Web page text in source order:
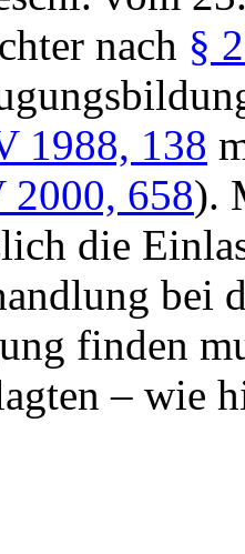
nach §
1988, 138
2000, 658).
die
bei
finden
– wie